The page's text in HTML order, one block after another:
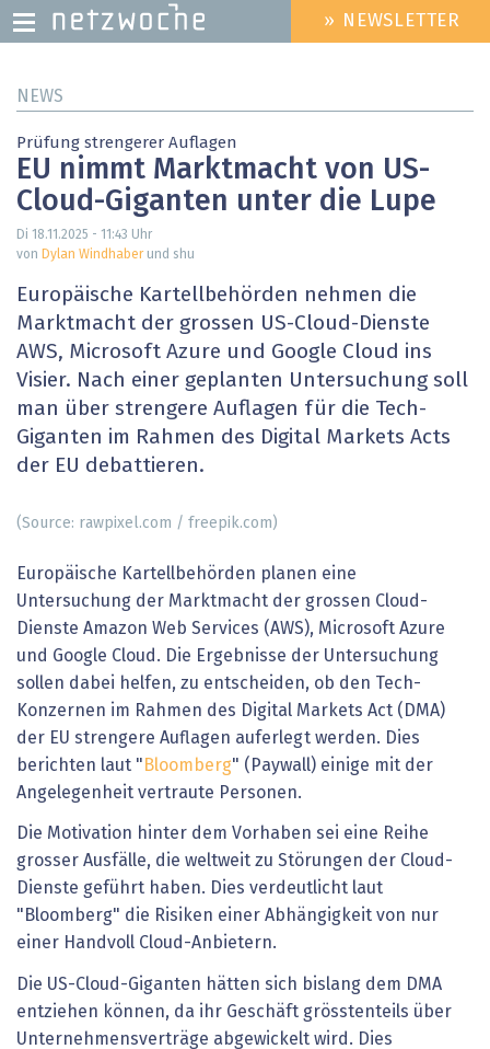
zum
HEADER
MENU
» NEWSLETTER
NEWS
Prüfung strengerer Auflagen
EU nimmt Marktmacht von US-
Cloud-Giganten unter die Lupe
Di 18.11.2025 - 11:43 Uhr
von Dylan Windhaberund shu
Europäische Kartellbehörden nehmen die
Marktmacht der grossen US-Cloud-Dienste
AWS, Microsoft Azure und Google Cloud ins
Visier. Nach einer geplanten Untersuchung soll
man über strengere Auflagen für die Tech-
Giganten im Rahmen des Digital Markets Acts
der EU debattieren.
(Source: rawpixel.com / freepik.com)
Europäische Kartellbehörden planen eine
Untersuchung der Marktmacht der grossen Cloud-
Dienste Amazon Web Services (AWS), Microsoft Azure
und Google Cloud. Die Ergebnisse der Untersuchung
sollen dabei helfen, zu entscheiden, ob den Tech-
Konzernen im Rahmen des Digital Markets Act (DMA)
der EU strengere Auflagen auferlegt werden. Dies
berichten laut " Bloomberg" (Paywall) einige mit der
Angelegenheit vertraute Personen.
Die Motivation hinter dem Vorhaben sei eine Reihe
grosser Ausfälle, die weltweit zu Störungen der Cloud-
Dienste geführt haben. Dies verdeutlicht laut
"Bloomberg" die Risiken einer Abhängigkeit von nur
einer Handvoll Cloud-Anbietern.
Die US-Cloud-Giganten hätten sich bislang dem DMA
entziehen können, da ihr Geschäft grösstenteils über
Unternehmensverträge abgewickelt wird. Dies